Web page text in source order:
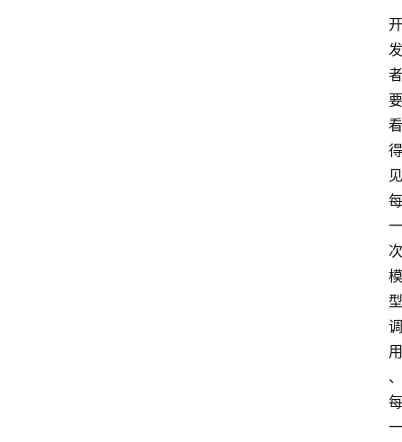
开
发
者
要
看
得
见
每
一
次
模
型
调
用
、
每
一